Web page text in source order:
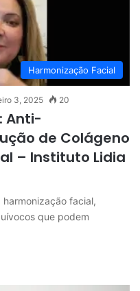
Harmonização Facial
3, 2025 20
Anti-
de Colágeno
– Instituto Lidia
facial,
que podem